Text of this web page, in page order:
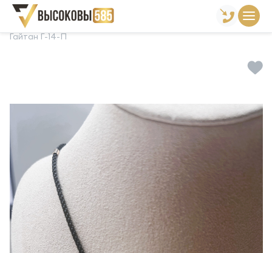
Главная Склад готовой продукции
Гайтан Г-14-П